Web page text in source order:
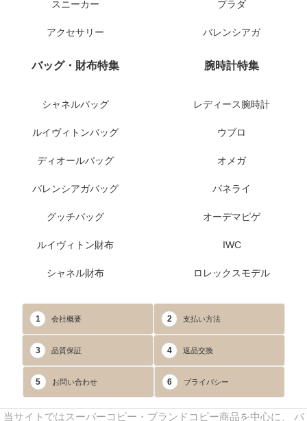
スニーカー
アクセサリー
プラダ
バレンシアガ
バッグ・財布特集
シャネルバッグ
ルイヴィトンバッグ
ディオールバッグ
バレンシアガバッグ
グッチバッグ
ルイヴィトン財布
シャネル財布
腕時計特集
レディース腕時計
ウブロ
オメガ
パネライ
オーデマピゲ
IWC
ロレックスモデル
1 会社概要 2 支払い方法
3 品質保証 4 返品交換
5 お問い合わせ 6 プライバシー
当サイトではスーパーコピー・ブランドコピー商品を中心に、 バ